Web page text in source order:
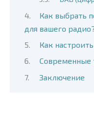
Как выбрать
для вашего
Как
Современные
Заключение